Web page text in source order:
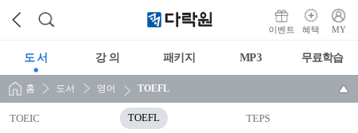
이벤트 혜택 MY
도 서 강 의 패키지 MP3 무료학습
홈 도서 영어 TOEFL
TOEIC TOEFL
TEPS